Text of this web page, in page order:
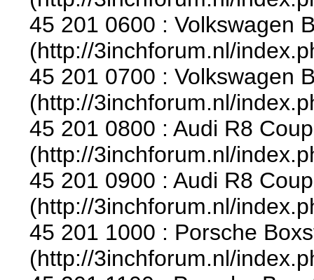
45 201 0600 : Volkswagen
(http://3inchforum.nl/
45 201 0700 : Volkswagen
(http://3inchforum.nl/
45 201 0800 : Audi R8
(http://3inchforum.nl/
45 201 0900 : Audi R8
(http://3inchforum.nl/
45 201 1000 : Porsche
(http://3inchforum.nl/